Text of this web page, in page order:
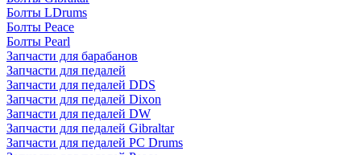
Болты LDrums
Болты Peace
Болты Pearl
Запчасти для барабанов
Запчасти для педалей
Запчасти для педалей DDS
Запчасти для педалей Dixon
Запчасти для педалей DW
Запчасти для педалей Gibraltar
Запчасти для педалей PC Drums